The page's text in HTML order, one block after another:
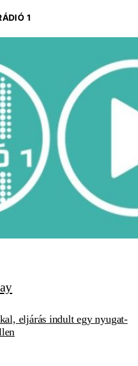
1
eljárás indult egy nyugat-